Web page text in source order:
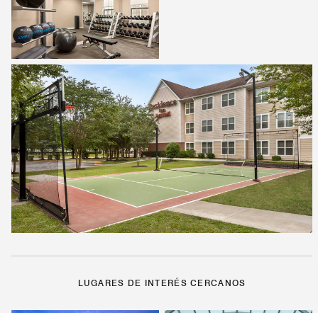
LUGARES DE INTERÉS CERCANOS